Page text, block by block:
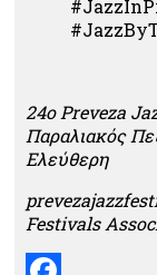
24ο Preveza
Παραλιακός
Ελεύθερη
Festivals